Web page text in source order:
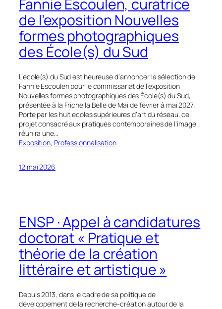
Fannie Escoulen, curatrice
de l’exposition Nouvelles
formes photographiques
des École(s) du Sud
L’école(s) du Sud est heureuse d’annoncer la sélection de
Fannie Escoulen pour le commissariat de l’exposition
Nouvelles formes photographiques des École(s) du Sud,
présentée à la Friche la Belle de Mai de février à mai 2027.
Porté par les huit écoles supérieures d’art du réseau, ce
projet consacré aux pratiques contemporaines de l’image
réunira une…
Exposition, Professionnalisation
12 mai 2026
ENSP · Appel à candidatures
doctorat « Pratique et
théorie de la création
littéraire et artistique »
Depuis 2013, dans le cadre de sa politique de
développement de la recherche-création autour de la